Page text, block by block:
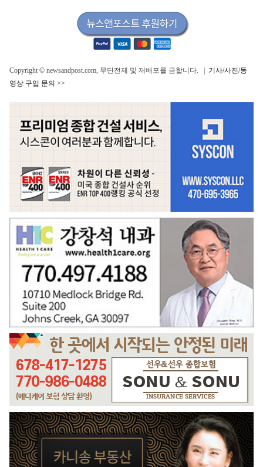
Copyright © newsandpost.com, 무단전제 및 재배포를 금합니다. | 기사/사진/동
영상 구입 문의 >>